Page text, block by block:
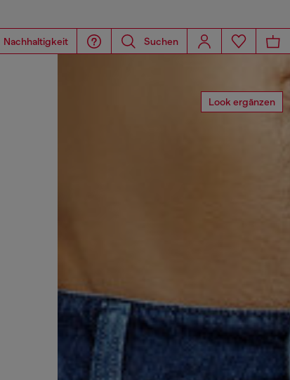
Nachhaltigkeit Suchen
Look ergänzen